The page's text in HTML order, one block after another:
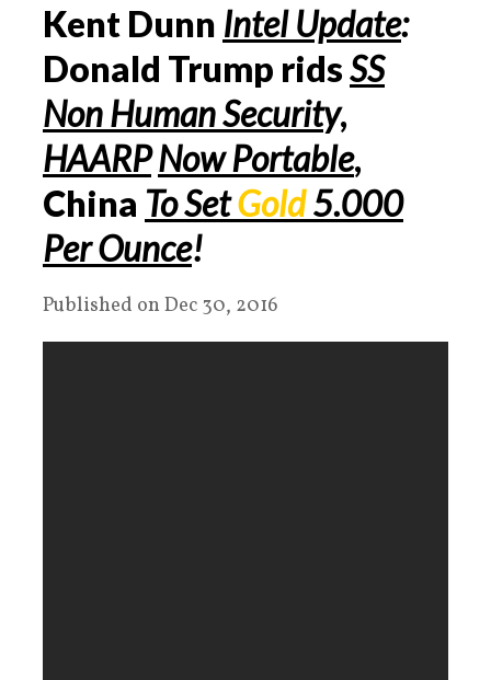
Kent Dunn Intel Update:
Donald Trump ridsSS
Non Human Security,
HAARPNow Portable,
China To SetGold5.000
PerOunce!
Published on Dec 30, 2016